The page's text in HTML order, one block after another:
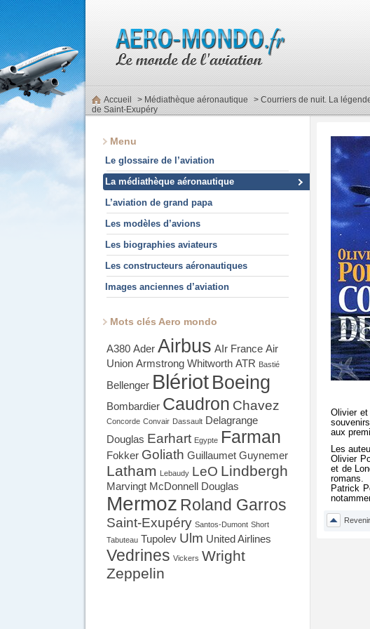
Accueil > Médiathèque aéronautique > Courriers de nuit. La
de Saint-Exupéry
Menu
Le glossaire de l’aviation
La médiathèque aéronautique
L’aviation de grand papa
Les modèles d’avions
Les biographies aviateurs
Les constructeurs aéronautiques
Images anciennes d’aviation
Mots clés Aero mondo
A380 Ader Airbus AIr France Air
Union Armstrong Whitworth ATR Bastié
Bellenger Blériot Boeing
Bombardier Caudron Chavez
Concorde Convair Dassault Delagrange
Douglas Earhart Egypte Farman
Fokker Goliath Guillaumet Guynemer
Latham Lebaudy LeO Lindbergh
Marvingt McDonnell Douglas
Mermoz Roland Garros
Saint-Exupéry Santos-Dumont Short
Tabuteau Tupolev Ulm United Airlines
Vedrines Vickers Wright
Zeppelin
Olivier
aux
Les
Olivier
et de
romans.
Patrick